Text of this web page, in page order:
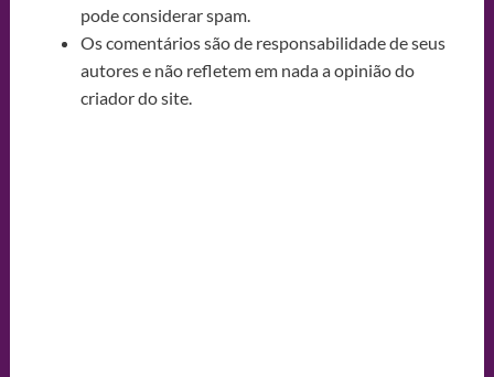
pode considerar spam.
Os comentários são de responsabilidade de seus
autores e não refletem em nada a opinião do
criador do site.